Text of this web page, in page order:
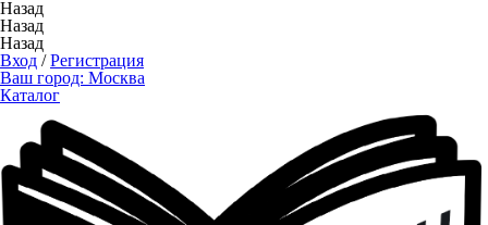
Назад
Назад
Назад
Вход /Регистрация
Ваш город: Москва
Каталог